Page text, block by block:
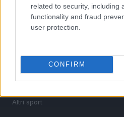
related to security, including
functionality and fraud
user protection.
CONFIRM
SEZIONI
Motori
Altri sport